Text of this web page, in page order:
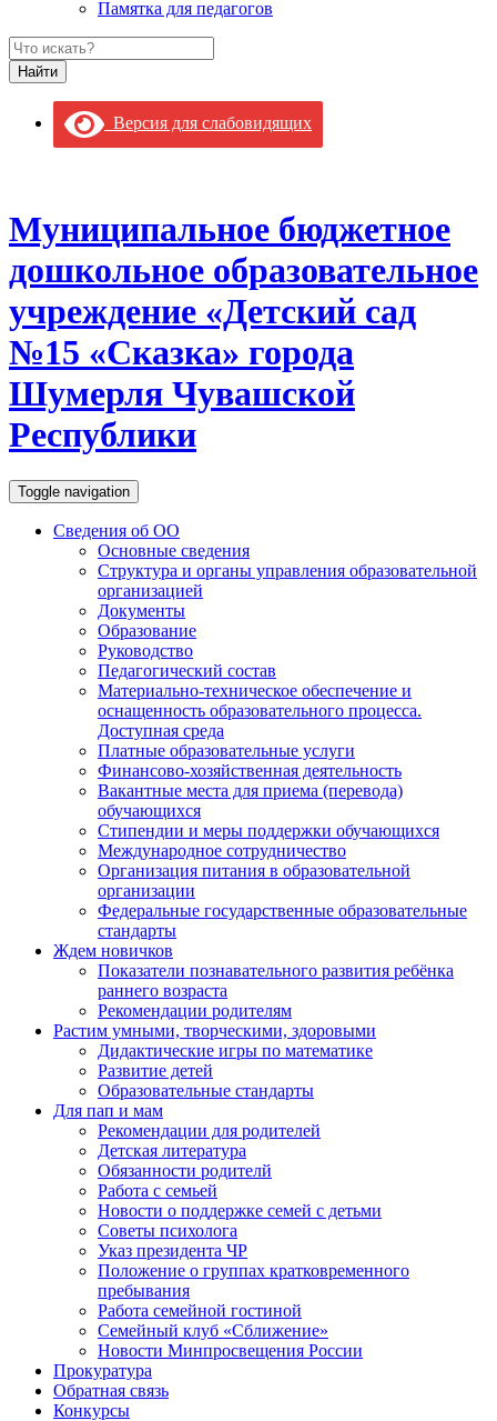
Памятка для педагогов
Версия для слабовидящих
Муниципальное бюджетное
дошкольное образовательное
учреждение «Детский сад
№15 «Сказка» города
Шумерля Чувашской
Республики
Toggle navigation
Сведения об ОО
Основные сведения
Структура и органы управления образовательной
организацией
Документы
Образование
Руководство
Педагогический состав
Материально-техническое обеспечение и
оснащенность образовательного процесса.
Доступная среда
Платные образовательные услуги
Финансово-хозяйственная деятельность
Вакантные места для приема (перевода)
обучающихся
Стипендии и меры поддержки обучающихся
Международное сотрудничество
Организация питания в образовательной
организации
Федеральные государственные образовательные
стандарты
Ждем новичков
Показатели познавательного развития ребёнка
раннего возраста
Рекомендации родителям
Растим умными, творческими, здоровыми
Дидактические игры по математике
Развитие детей
Образовательные стандарты
Для пап и мам
Рекомендации для родителей
Детская литература
Обязанности родителй
Работа с семьей
Новости о поддержке семей с детьми
Советы психолога
Указ президента ЧР
Положение о группах кратковременного
пребывания
Работа семейной гостиной
Семейный клуб «Сближение»
Новости Минпросвещения России
Прокуратура
Обратная связь
Конкурсы